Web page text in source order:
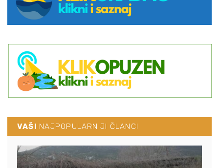
VAŠI NAJPOPULARNIJI ČLANCI